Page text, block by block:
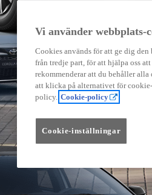
Vi använder webbplats-
Cookies används för att ge dig
från tredje part, för att hjälpa oss
rekommenderar att du behåller
att klicka på alternativet för
policy. Cookie-policy
Cookie-inställningar